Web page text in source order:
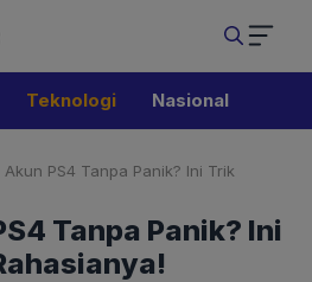
Teknologi Nasional
Akun PS4 Tanpa Panik? Ini Trik
Tanpa Panik? Ini